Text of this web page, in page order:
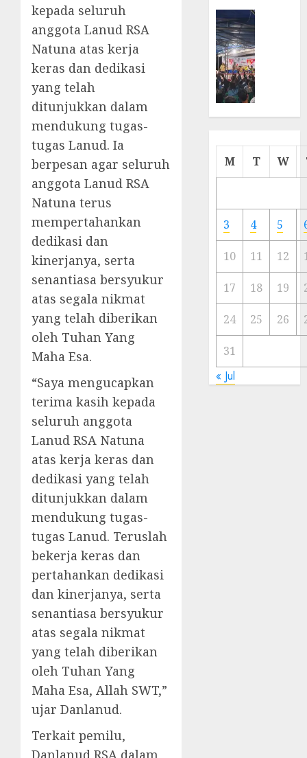
kepada seluruh
anggota Lanud RSA
Natuna atas kerja
keras dan dedikasi
yang telah
ditunjukkan dalam
mendukung tugas-
tugas Lanud. Ia
berpesan agar seluruh
anggota Lanud RSA
Natuna terus
mempertahankan
dedikasi dan
kinerjanya, serta
senantiasa bersyukur
atas segala nikmat
yang telah diberikan
oleh Tuhan Yang
Maha Esa.
“Saya mengucapkan
terima kasih kepada
seluruh anggota
Lanud RSA Natuna
atas kerja keras dan
dedikasi yang telah
ditunjukkan dalam
mendukung tugas-
tugas Lanud. Teruslah
bekerja keras dan
pertahankan dedikasi
dan kinerjanya, serta
senantiasa bersyukur
atas segala nikmat
yang telah diberikan
oleh Tuhan Yang
Maha Esa, Allah SWT,”
ujar Danlanud.
Terkait pemilu,
Danlanud RSA dalam
Cermin
Ibu
Kota
23/11/
M T W
3 4 5
10 11 12
17 18 19
24 25 26
31
« Jul